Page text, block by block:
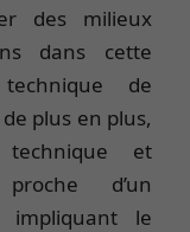
des milieux
dans cette
de
plus en plus,
et
d’un
impliquant le